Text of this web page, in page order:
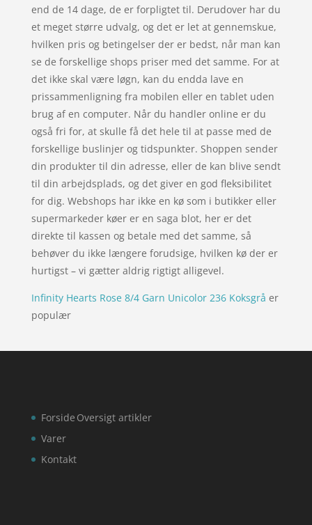
end de 14 dage, de er forpligtet til. Derudover har du
et meget større udvalg, og det er let at gennemskue,
hvilken pris og betingelser der er bedst, når man kan
se de forskellige shops priser med det samme. For at
det ikke skal være løgn, kan du endda lave en
prissammenligning fra mobilen eller en tablet uden
brug af en computer. Når du handler online er du
også fri for, at skulle få det hele til at passe med de
forskellige buslinjer og tidspunkter. Shoppen sender
din produkter til din adresse, eller de kan blive sendt
til din arbejdsplads, og det giver en god fleksibilitet
for dig. Webshops har ikke en kø som i butikker eller
supermarkeder køer er en saga blot, her er det
direkte til kassen og betale med det samme, så
behøver du ikke længere forudsige, hvilken kø der er
hurtigst – vi gætter aldrig rigtigt alligevel.
Infinity Hearts Rose 8/4 Garn Unicolor 236 Koksgrå er
populær
Forside
Varer
Kontakt
Oversigt artikler